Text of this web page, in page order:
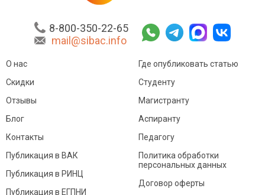
8-800-350-22-65
mail@sibac.info
О нас
Скидки
Отзывы
Блог
Контакты
Где опубликовать статью
Студенту
Магистранту
Аспиранту
Педагогу
Публикация в ВАК
Публикация в РИНЦ
Публикация в ЕГПНИ
Политика обработки
персональных данных
Договор оферты